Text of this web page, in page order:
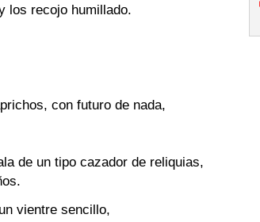
los recojo humillado.
con futuro de nada,
de un tipo cazador de reliquias,
vientre sencillo,